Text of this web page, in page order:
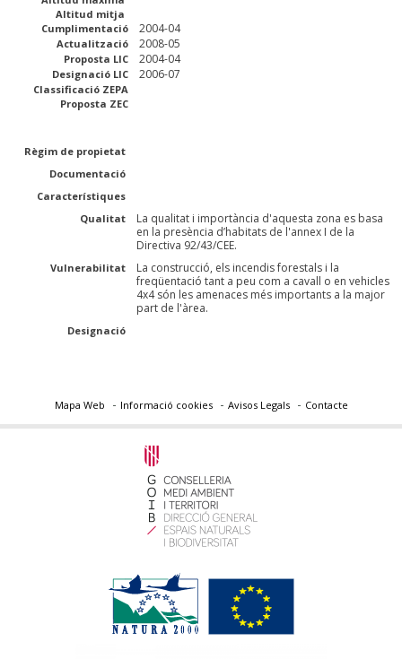
Altitud mitja
Cumplimentació
2004-04
Actualització 2008-05
Proposta LIC 2004-04
Designació LIC 2006-07
Classificació ZEPA
Proposta ZEC
Règim de propietat
Documentació
Característiques
Qualitat
La qualitat i importància d'aquesta zona es basa
en la presència d’habitats de l'annex I de la
Directiva 92/43/CEE.
Vulnerabilitat
La construcció, els incendis forestals i la
freqüentació tant a peu com a cavall o en vehicles
4x4 són les amenaces més importants a la major
part de l'àrea.
Designació
Mapa Web Informació cookies Avisos Legals Contacte